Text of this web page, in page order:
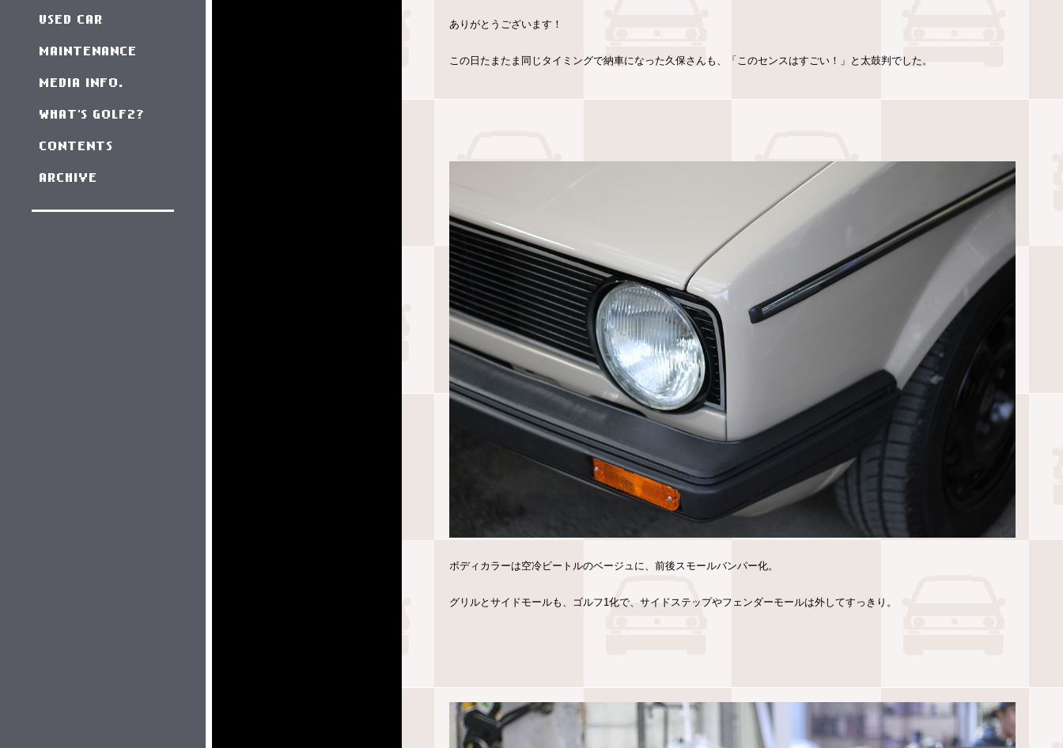
ありがとうございます！
この日たまたま同じタイミングで納車になった久保さんも、「このセンスはすごい！」と太鼓判でした。
ボディカラーは空冷ビートルのベージュに、前後スモールバンパー化。
グリルとサイドモールも、ゴルフ1化で、サイドステップやフェンダーモールは外してすっきり。
USED CAR
MAINTENANCE
MEDIA INFO.
WHAT'S GOLF2?
CONTENTS
ARCHIVE